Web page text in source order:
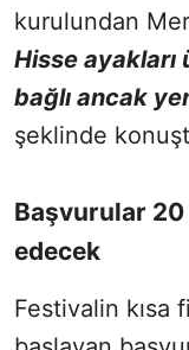
kurulundan
Hisse ayakları
bağlı ancak
şeklinde
Başvurular 20
edecek
Festivalin kısa